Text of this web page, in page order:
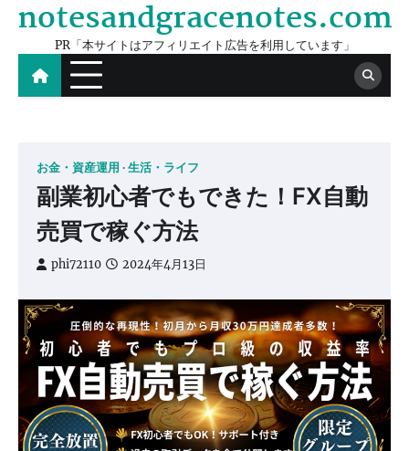
Skip
content
notesandgracenotes.com
PR「本サイトはアフィリエイト広告を利用しています」
お金・資産運用 生活・ライフ
副業初心者でもできた！FX自動
売買で稼ぐ方法
phi72110 2024年4月13日